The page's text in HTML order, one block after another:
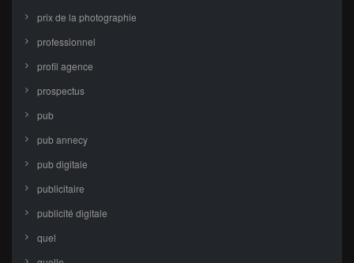
prix de la photographie
professionnel
profil agence
prospectus
pub
pub annecy
pub digitale
publicitaire
publicité digitale
quel